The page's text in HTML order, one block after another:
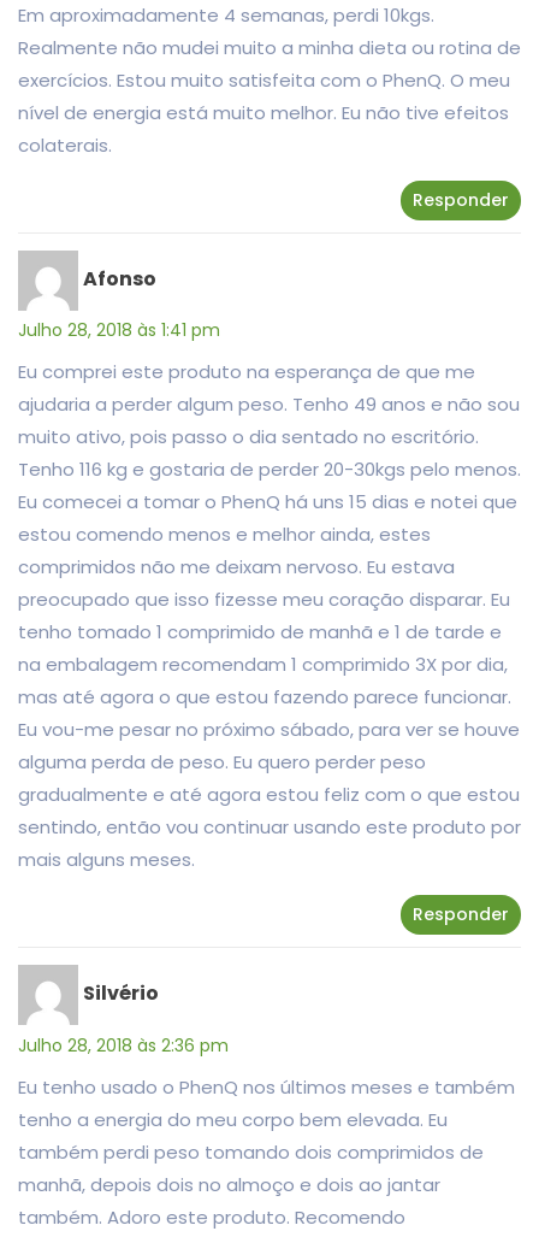
Em aproximadamente 4 semanas, perdi 10kgs.
Realmente não mudei muito a minha dieta ou rotina de
exercícios. Estou muito satisfeita com o PhenQ. O meu
nível de energia está muito melhor. Eu não tive efeitos
colaterais.
Responder
Afonso
Julho 28, 2018 às 1:41 pm
Eu comprei este produto na esperança de que me
ajudaria a perder algum peso. Tenho 49 anos e não sou
muito ativo, pois passo o dia sentado no escritório.
Tenho 116 kg e gostaria de perder 20-30kgs pelo menos.
Eu comecei a tomar o PhenQ há uns 15 dias e notei que
estou comendo menos e melhor ainda, estes
comprimidos não me deixam nervoso. Eu estava
preocupado que isso fizesse meu coração disparar. Eu
tenho tomado 1 comprimido de manhã e 1 de tarde e
na embalagem recomendam 1 comprimido 3X por dia,
mas até agora o que estou fazendo parece funcionar.
Eu vou-me pesar no próximo sábado, para ver se houve
alguma perda de peso. Eu quero perder peso
gradualmente e até agora estou feliz com o que estou
sentindo, então vou continuar usando este produto por
mais alguns meses.
Responder
Silvério
Julho 28, 2018 às 2:36 pm
Eu tenho usado o PhenQ nos últimos meses e também
tenho a energia do meu corpo bem elevada. Eu
também perdi peso tomando dois comprimidos de
manhã, depois dois no almoço e dois ao jantar
também. Adoro este produto. Recomendo